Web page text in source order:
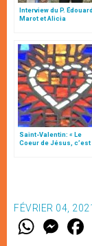
Interview du P. Édouard
Marot et Alicia
»
Saint-Valentin: « Le
Coeur de Jésus, c’est
FÉVRIER 04,
W M
e